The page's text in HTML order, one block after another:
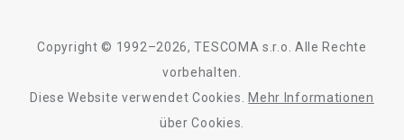
Barrierefreiheit
Copyright © 1992–2026, TESCOMA s.r.o. Alle Rechte
vorbehalten.
Diese Website verwendet Cookies.
Mehr Informationen
über Cookies.